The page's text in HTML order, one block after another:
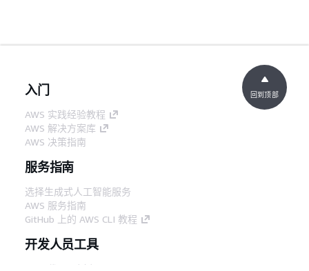
入门
AWS 实践经验教程
AWS 解决方案库
AWS 决策指南
服务指南
选择生成式人工智能服务
AWS 服务指南
GitHub 上的 AWS CLI 教程
开发人员工具
AWS 代码示例库
回到顶部